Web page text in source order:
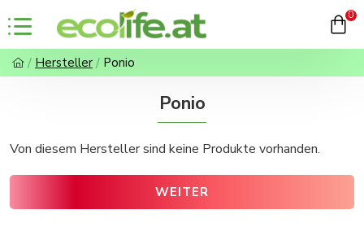
0
Hersteller Ponio
Ponio
Von diesem Hersteller sind keine Produkte vorhanden.
WEITER